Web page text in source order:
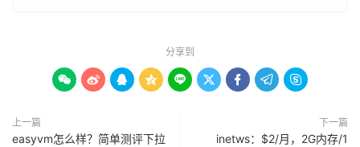
分享到
        
上一篇
easyvm怎么样？简单测评下拉
下一篇
inetws：$2/月，2G内存/1